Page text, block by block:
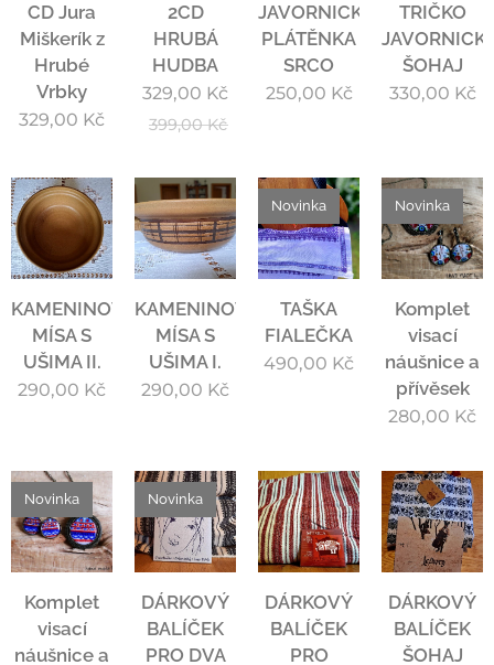
CD Jura
Miškerík z
Hrubé
Vrbky
329,00 Kč
2CD
HRUBÁ
HUDBA
329,00 Kč
399,00Kč
JAVORNICKÁ
PLÁTĚNKA
SRCO
250,00 Kč
TRIČKO
ŠOHAJ
330,00 Kč
KAMENINOVÁ
MÍSA S
UŠIMA II.
290,00 Kč
KAMENINOVÁ
MÍSA S
UŠIMA I.
290,00 Kč
TAŠKA
FIALEČKA
Novinka
490,00 Kč
Komplet
visací
náušnice a
přívěsek
Novinka
280,00 Kč
Komplet
visací
náušnice a
Novinka
DÁRKOVÝ
BALÍČEK
PRO DVA
Novinka
DÁRKOVÝ
BALÍČEK
PRO
DÁRKOVÝ
BALÍČEK
ŠOHAJ